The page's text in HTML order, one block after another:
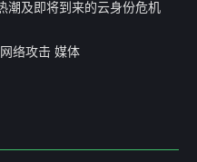
潮及即将到来的云身份危机
络攻击 媒体